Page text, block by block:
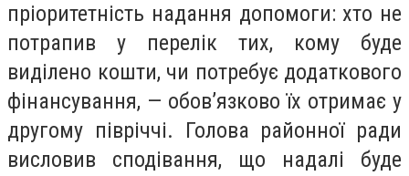
пріоритетність надання допомоги: хто не
потрапив у перелік тих, кому буде
виділено кошти, чи потребує додаткового
фінансування, — обов’язково їх отримає у
другому півріччі. Голова районної ради
висловив сподівання, що надалі буде